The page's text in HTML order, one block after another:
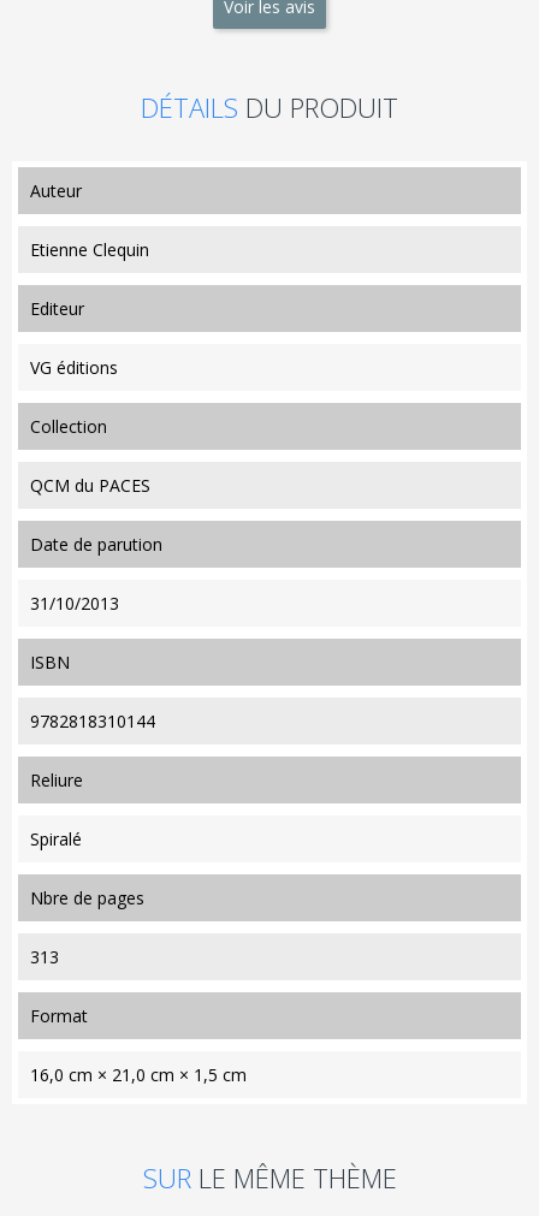
Voir les avis
DÉTAILS DU PRODUIT
auteur
Etienne Clequin
editeur
VG éditions
collection
QCM du PACES
date de parution
31/10/2013
ISBN
9782818310144
reliure
Spiralé
nbre de pages
313
format
16,0 cm × 21,0 cm × 1,5 cm
SUR LE MÊME THÈME